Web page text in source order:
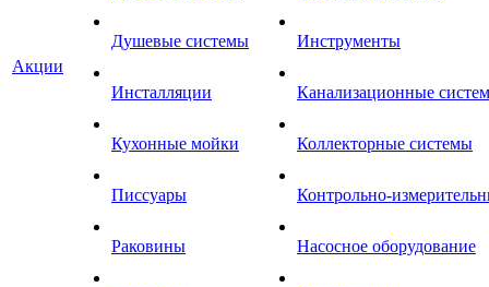
Акции
Душевые системы
Инсталляции
Кухонные мойки
Писсуары
Раковины
Инструменты
Канализационные
Коллекторные системы
Контрольно-
Насосное оборудование